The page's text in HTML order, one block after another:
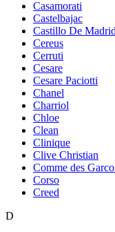
Casamorati
Castelbajac
Castillo De Madrid
Cereus
Cerruti
Cesare
Cesare Paciotti
Chanel
Charriol
Chloe
Clean
Clinique
Clive Christian
Comme des
Corso
Creed
D